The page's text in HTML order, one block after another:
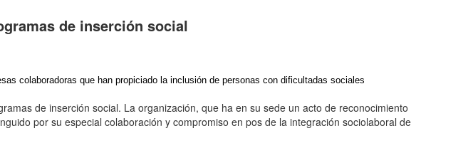
de inserción social
colaboradoras que han propiciado la inclusión de personas con dificultadas sociales
de inserción social. La organización, que ha en su sede un acto de reconocimiento
por su especial colaboración y compromiso en pos de la integración sociolaboral de